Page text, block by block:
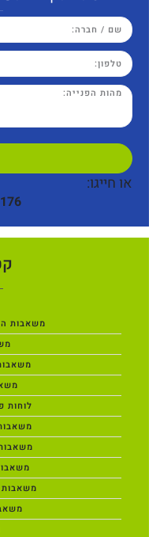
או חייגו:
משאבות
לוחות
משאבות